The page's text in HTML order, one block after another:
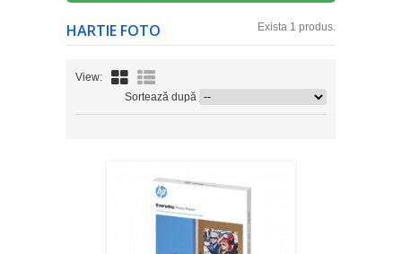
HARTIE FOTO Exista 1 produs.
View:
Sortează după